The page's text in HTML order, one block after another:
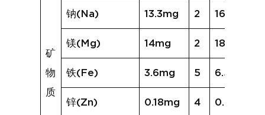
矿
物
质
钠(Na) 13.3mg 2 16.5mg
镁(Mg) 14mg 2 18mg
铁(Fe) 3.6mg 5 6.5mg
锌(Zn) 0.18mg 4 0.60mg